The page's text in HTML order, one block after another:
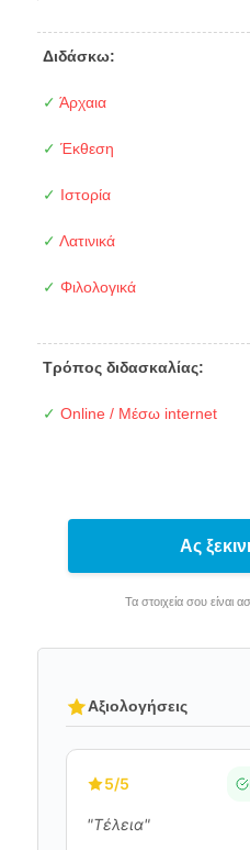
Διδάσκω:
✓ Άρχαια
✓ Έκθεση
✓ Ιστορία
✓ Λατινικά
✓ Φιλολογικά
Τρόπος διδασκαλίας:
✓ Online / Μέσω internet
Ας
Τα στοιχεία σου είναι
Αξιολογήσεις
5/5
"Τέλεια"